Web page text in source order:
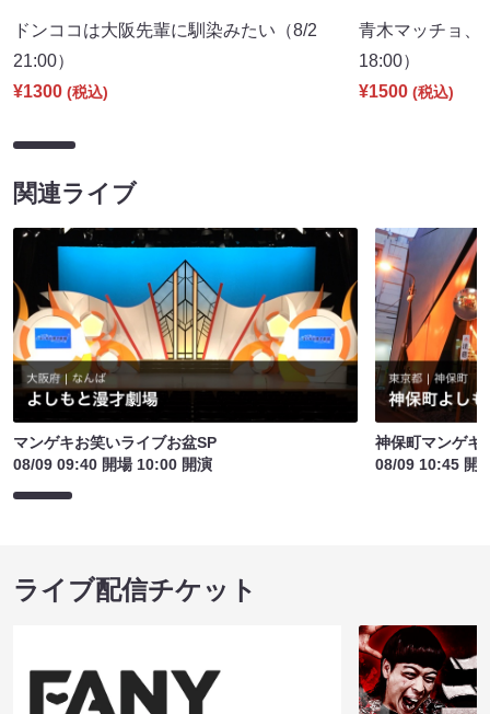
ドンココは大阪先輩に馴染みたい（8/2
21:00）
¥1300 (税込)
青木マッチョ
18:00）
¥1500 (税込)
関連ライブ
マンゲキお笑いライブお盆SP
08/09 09:40 開場 10:00 開演
神保町マンゲキ
08/09 10:45 開
ライブ配信チケット